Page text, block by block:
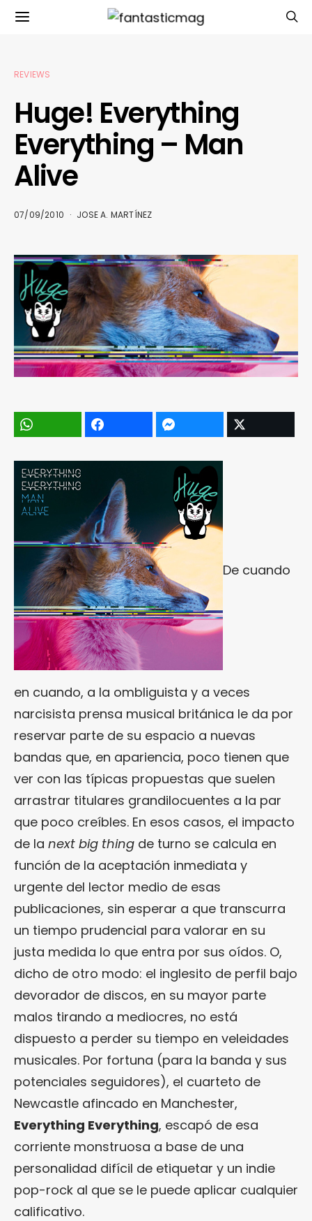
REVIEWS
Huge! Everything
Everything – Man
Alive
07/09/2010 JOSE A. MARTÍNEZ
De cuando
en cuando, a la ombliguista y a veces
narcisista prensa musical británica le da por
reservar parte de su espacio a nuevas
bandas que, en apariencia, poco tienen que
ver con las típicas propuestas que suelen
arrastrar titulares grandilocuentes a la par
que poco creíbles. En esos casos, el impacto
de la next big thing de turno se calcula en
función de la aceptación inmediata y
urgente del lector medio de esas
publicaciones, sin esperar a que transcurra
un tiempo prudencial para valorar en su
justa medida lo que entra por sus oídos. O,
dicho de otro modo: el inglesito de perfil bajo
devorador de discos, en su mayor parte
malos tirando a mediocres, no está
dispuesto a perder su tiempo en veleidades
musicales. Por fortuna (para la banda y sus
potenciales seguidores), el cuarteto de
Newcastle afincado en Manchester,
Everything Everything, escapó de esa
corriente monstruosa a base de una
personalidad difícil de etiquetar y un indie
pop-rock al que se le puede aplicar cualquier
calificativo.